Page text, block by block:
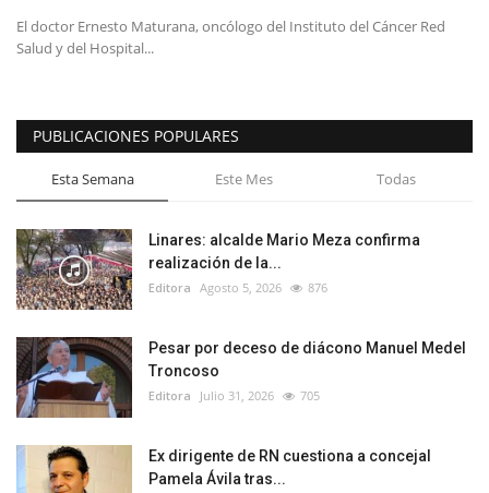
El doctor Ernesto Maturana, oncólogo del Instituto del Cáncer Red
Salud y del Hospital...
PUBLICACIONES POPULARES
Esta Semana Este Mes Todas
Linares: alcalde Mario Meza confirma
realización de la...
Editora Agosto 5, 2026 876
Pesar por deceso de diácono Manuel Medel
Troncoso
Editora Julio 31, 2026 705
Ex dirigente de RN cuestiona a concejal
Pamela Ávila tras...